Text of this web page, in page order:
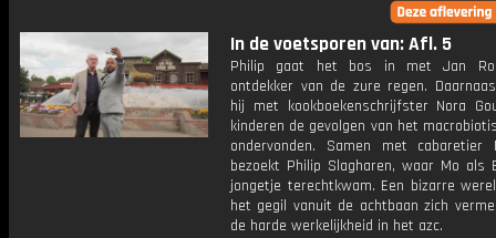
In de voetsporen van: Afl. 5
Philip gaat het bos in met Jan
ontdekker van de zure regen.
hij met kookboekenschrijfster Nora
kinderen de gevolgen van het
ondervonden. Samen met cabaretier
bezoekt Philip Slagharen, waar Mo als
jongetje terechtkwam. Een bizarre
het gegil vanuit de achtbaan zich
de harde werkelijkheid in het azc.